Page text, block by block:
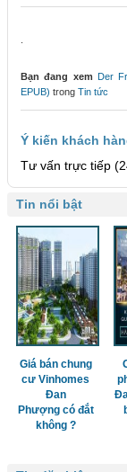
Bạn đang xem
Der
EPUB) trong Tin tức
Ý kiến khách
Tư vấn trực tiếp
Tin nổi bật
Giá bán chung
cư Vinhomes
Đan
Phượng có đắt
không ?